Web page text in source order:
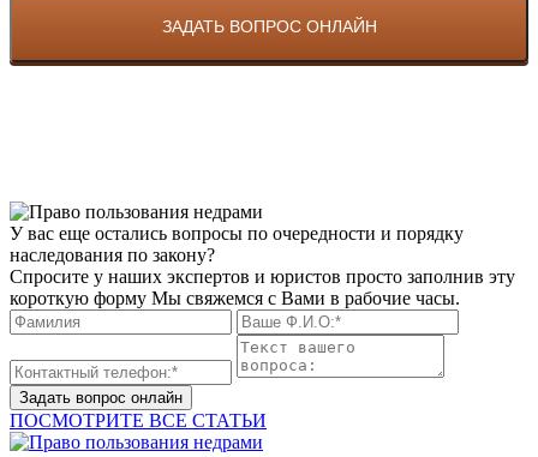
У вас еще остались вопросы по очередности и порядку
наследования по закону?
Спросите у наших экспертов и юристов просто заполнив эту
короткую форму Мы свяжемся с Вами в рабочие часы.
Задать вопрос онлайн
ПОСМОТРИТЕ ВСЕ СТАТЬИ